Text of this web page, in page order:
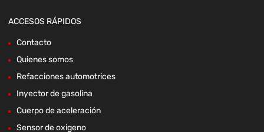
ACCESOS RÁPIDOS
Contacto
Quienes somos
Refacciones automotrices
Inyector de gasolina
Cuerpo de aceleración
Sensor de oxigeno